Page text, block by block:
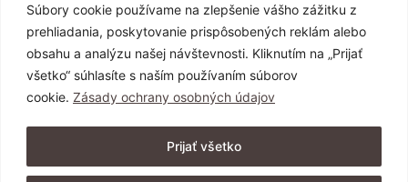
Súbory cookie používame na zlepšenie vášho zážitku z
prehliadania, poskytovanie prispôsobených reklám alebo
obsahu a analýzu našej návštevnosti. Kliknutím na „Prijať
všetko“ súhlasíte s naším používaním súborov
cookie. Zásady ochrany osobných údajov
Prijať všetko
marketing@primavera-and.sk
0911 540 444 alebo 0904 152 365
SLEDUJTE NÁS